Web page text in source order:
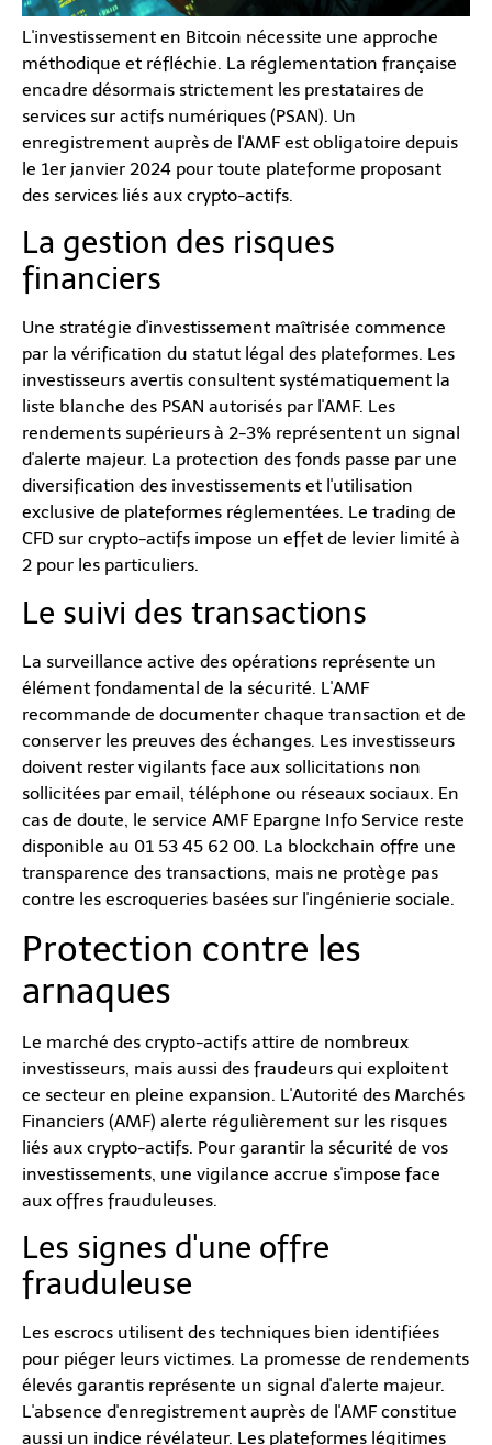
L'investissement en Bitcoin nécessite une approche
méthodique et réfléchie. La réglementation française
encadre désormais strictement les prestataires de
services sur actifs numériques (PSAN). Un
enregistrement auprès de l'AMF est obligatoire depuis
le 1er janvier 2024 pour toute plateforme proposant
des services liés aux crypto-actifs.
La gestion des risques
financiers
Une stratégie d'investissement maîtrisée commence
par la vérification du statut légal des plateformes. Les
investisseurs avertis consultent systématiquement la
liste blanche des PSAN autorisés par l'AMF. Les
rendements supérieurs à 2-3% représentent un signal
d'alerte majeur. La protection des fonds passe par une
diversification des investissements et l'utilisation
exclusive de plateformes réglementées. Le trading de
CFD sur crypto-actifs impose un effet de levier limité à
2 pour les particuliers.
Le suivi des transactions
La surveillance active des opérations représente un
élément fondamental de la sécurité. L'AMF
recommande de documenter chaque transaction et de
conserver les preuves des échanges. Les investisseurs
doivent rester vigilants face aux sollicitations non
sollicitées par email, téléphone ou réseaux sociaux. En
cas de doute, le service AMF Epargne Info Service reste
disponible au 01 53 45 62 00. La blockchain offre une
transparence des transactions, mais ne protège pas
contre les escroqueries basées sur l'ingénierie sociale.
Protection contre les
arnaques
Le marché des crypto-actifs attire de nombreux
investisseurs, mais aussi des fraudeurs qui exploitent
ce secteur en pleine expansion. L'Autorité des Marchés
Financiers (AMF) alerte régulièrement sur les risques
liés aux crypto-actifs. Pour garantir la sécurité de vos
investissements, une vigilance accrue s'impose face
aux offres frauduleuses.
Les signes d'une offre
frauduleuse
Les escrocs utilisent des techniques bien identifiées
pour piéger leurs victimes. La promesse de rendements
élevés garantis représente un signal d'alerte majeur.
L'absence d'enregistrement auprès de l'AMF constitue
aussi un indice révélateur. Les plateformes légitimes